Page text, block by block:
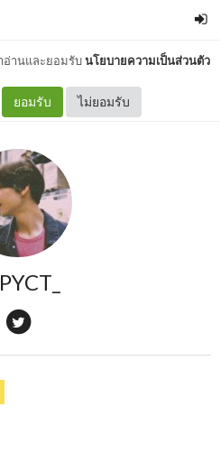
อ่านและยอมรับนโยบายความเป็นส่วนตัว
ยอมรับ ไม่ยอมรับ